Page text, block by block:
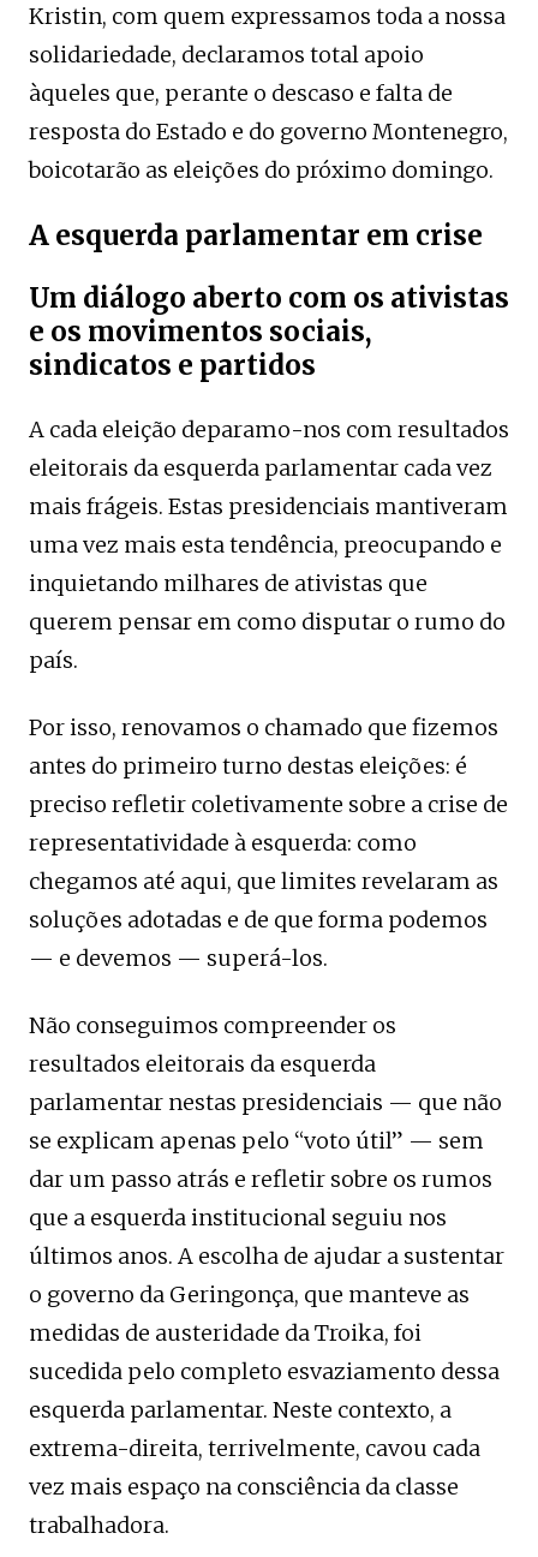
Kristin, com quem expressamos toda a nossa
solidariedade, declaramos total apoio
àqueles que, perante o descaso e falta de
resposta do Estado e do governo Montenegro,
boicotarão as eleições do próximo domingo.
A esquerda parlamentar em crise
Um diálogo aberto com os ativistas
e os movimentos sociais,
sindicatos e partidos
A cada eleição deparamo-nos com resultados
eleitorais da esquerda parlamentar cada vez
mais frágeis. Estas presidenciais mantiveram
uma vez mais esta tendência, preocupando e
inquietando milhares de ativistas que
querem pensar em como disputar o rumo do
país.
Por isso, renovamos o chamado que fizemos
antes do primeiro turno destas eleições: é
preciso refletir coletivamente sobre a crise de
representatividade à esquerda: como
chegamos até aqui, que limites revelaram as
soluções adotadas e de que forma podemos
— e devemos — superá-los.
Não conseguimos compreender os
resultados eleitorais da esquerda
parlamentar nestas presidenciais — que não
se explicam apenas pelo “voto útil” — sem
dar um passo atrás e refletir sobre os rumos
que a esquerda institucional seguiu nos
últimos anos. A escolha de ajudar a sustentar
o governo da Geringonça, que manteve as
medidas de austeridade da Troika, foi
sucedida pelo completo esvaziamento dessa
esquerda parlamentar. Neste contexto, a
extrema-direita, terrivelmente, cavou cada
vez mais espaço na consciência da classe
trabalhadora.